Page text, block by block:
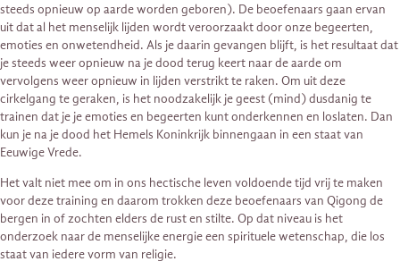
steeds opnieuw op aarde worden geboren). De beoefenaars gaan ervan
uit dat al het menselijk lijden wordt veroorzaakt door onze begeerten,
emoties en onwetendheid. Als je daarin gevangen blijft, is het resultaat dat
je steeds weer opnieuw na je dood terug keert naar de aarde om
vervolgens weer opnieuw in lijden verstrikt te raken. Om uit deze
cirkelgang te geraken, is het noodzakelijk je geest (mind) dusdanig te
trainen dat je je emoties en begeerten kunt onderkennen en loslaten. Dan
kun je na je dood het Hemels Koninkrijk binnengaan in een staat van
Eeuwige Vrede.
Het valt niet mee om in ons hectische leven voldoende tijd vrij te maken
voor deze training en daarom trokken deze beoefenaars van Qigong de
bergen in of zochten elders de rust en stilte. Op dat niveau is het
onderzoek naar de menselijke energie een spirituele wetenschap, die los
staat van iedere vorm van religie.